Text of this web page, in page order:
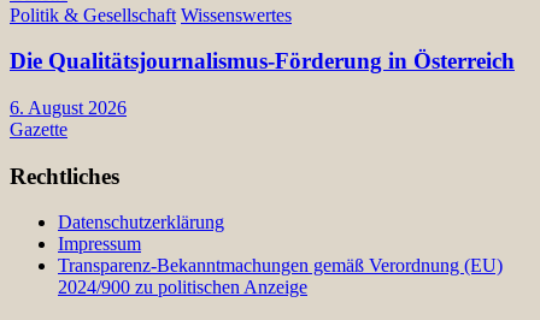
Politik & Gesellschaft Wissenswertes
Die Qualitätsjournalismus-Förderung in Österreich
6. August 2026
Gazette
Rechtliches
Datenschutzerklärung
Impressum
Transparenz-Bekanntmachungen gemäß Verordnung (EU)
2024/900 zu politischen Anzeige